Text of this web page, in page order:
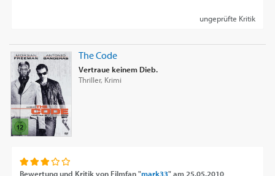
ungeprüfte Kritik
The Code
Vertraue keinem Dieb.
Thriller, Krimi
Bewertung und Kritik von Filmfan "mark33"am 25.05.2010